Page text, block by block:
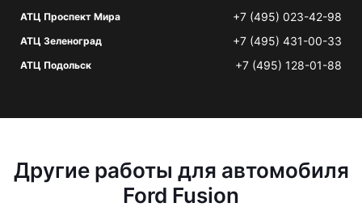
АТЦ Проспект Мира +7 (495) 023-42-98
АТЦ Зеленоград +7 (495) 431-00-33
АТЦ Подольск +7 (495) 128-01-88
Другие работы для автомобиля
Ford Fusion